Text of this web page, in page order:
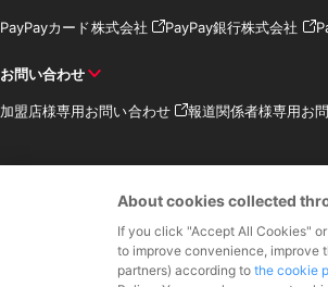
PayPayカード株式会社 PayPay銀行株式会社
お問い合わせ
加盟店様専用お問い合わせ 報道関係者様専用お
About cookies collected
If you click "Accept All Cookies"
to improve convenience, improve
partners) according to the cookie